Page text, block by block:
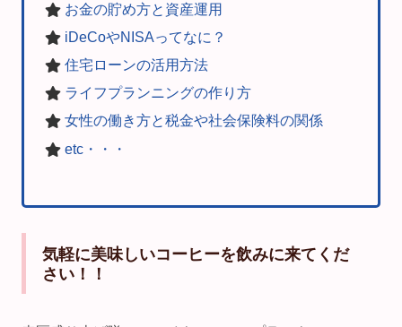
お金の貯め方と資産運用
iDeCoやNISAってなに？
住宅ローンの活用方法
ライフプランニングの作り方
女性の働き方と税金や社会保険料の関係
etc・・・
気軽に美味しいコーヒーを飲みに来てくだ
さい！！